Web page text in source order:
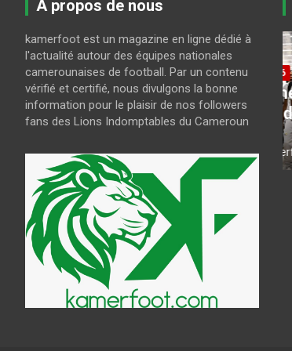
A propos de nous
kamerfoot est un magazine en ligne dédié à
l'actualité autour des équipes nationales
camerounaises de football. Par un contenu
vérifié et certifié, nous divulgons la bonne
information pour le plaisir de nos followers
fans des Lions Indomptables du Cameroun
CAN FEMININE 2026
CAN Féminine : le
programme des quarts de
août 8, 2026 kamerfoot